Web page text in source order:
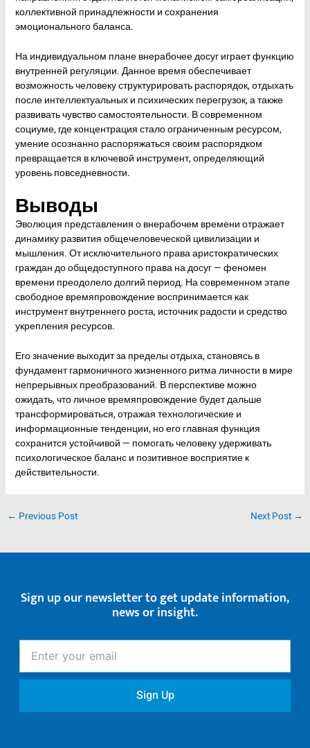
коллективной принадлежности и сохранения
эмоционального баланса.
На индивидуальном плане внерабочее досуг играет функцию
внутренней регуляции. Данное время обеспечивает
возможность человеку структурировать распорядок, отдыхать
после интеллектуальных и психических перегрузок, а также
развивать чувство самостоятельности. В современном
социуме, где концентрация стало ограниченным ресурсом,
умение осознанно распоряжаться своим распорядком
превращается в ключевой инструмент, определяющий
уровень повседневности.
Выводы
Эволюция представления о внерабочем времени отражает
динамику развития общечеловеческой цивилизации и
мышления. От исключительного права аристократических
граждан до общедоступного права на досуг — феномен
времени преодолело долгий период. На современном этапе
свободное времяпровождение воспринимается как
инструмент внутреннего роста, источник радости и средство
укрепления ресурсов.
Его значение выходит за пределы отдыха, становясь в
фундамент гармоничного жизненного ритма личности в мире
непрерывных преобразований. В перспективе можно
ожидать, что личное времяпровождение будет дальше
трансформироваться, отражая технологические и
информационные тенденции, но его главная функция
сохранится устойчивой — помогать человеку удерживать
психологическое баланс и позитивное восприятие к
действительности.
← Previous Post Next Post →
Sign up our newsletter to get update information,
news or insight.
your
email
Sign Up